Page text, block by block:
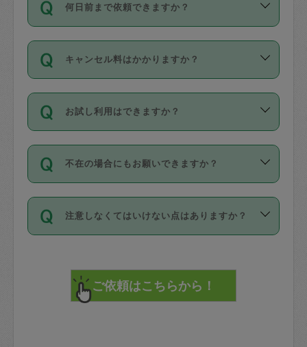
時間も被らない場合、損害保険の対象外
社員など様々なバックグラウンドの方が
登録しています。
日本語も話せる方など様々です。
ールに記載していますので、各自の得意
を依頼してください。
確認しています。タスカジさんトレーニ
ング動画を使ったセルフトレーニングの
現場トライアルを受け、合格したタスカ
ジさんが活動されています。
※テストセンターの講評は１件目のレビュ
参考
【詳細】タスカジさんの登録に際
を通して成立した作業時間内での作業に
適用されます。作業範囲は、掃除、洗
です。作業中に物を壊したり、人にけが
をさせたりした場合が対象で、補償金額
す。
写真を撮り、
詳細FAQ：
損害賠償保険について教えて
何日前まで依頼できますか？
ご依頼は、現在を起点に3日後（72時間
以降）の日時から受付可能となっていま
す。
タスカジさんへ「募集」をかけることが
可能です。
キャンセル料はかかりますか？
キャンセル料には、以下の2種類がありま
す。
1. 直前キャンセル（定期、スポット契約
共通）
72時間を超える※と、以下のキャンセル
料が発生します。
直前キャンセル料：
72時間前〜24時間前＝依頼料金の50%
お試し利用はできますか？
「お試し利用」というメニューはありま
せんが、「一回のみ」依頼を活用するこ
とによって、気に入ったタスカジさんを
まず、条件の合う気になるタスカジさ
みてください。
その後、一番気に入ったタスカジさんに
不在の場合にもお願いできますか？
不在の場合の作業はタスカジさんの同意
が必要です。数回の依頼ののち、タスカ
ジさんと依頼者の間で十分な信頼関係が
てください。
不在時に部屋に入るためにタスカジさん
注意しなくてはいけない点はありますか？
で、必ず鍵のかかるロッカーや金庫に入
れて依頼者の責任の元管理するよう心掛
けてください。